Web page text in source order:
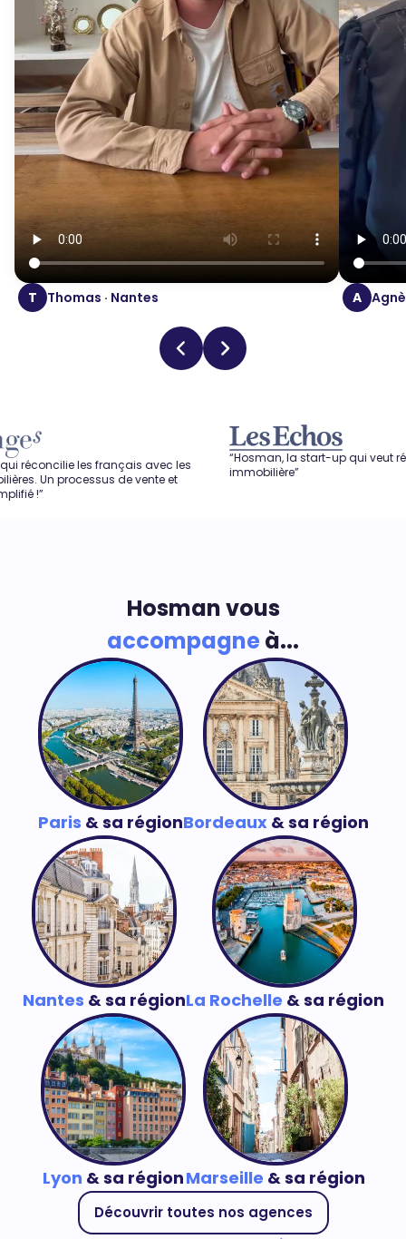
T Thomas · Nantes A
français avec les
de vente et
“Hosman, la start-up qui veut révolutionner
immobilière”
Hosman vous
accompagneà...
Paris & sa régionBordeaux& sa région
Nantes & sa régionLa Rochelle & sa région
Lyon & sa régionMarseille & sa région
Découvrir toutes nos agences